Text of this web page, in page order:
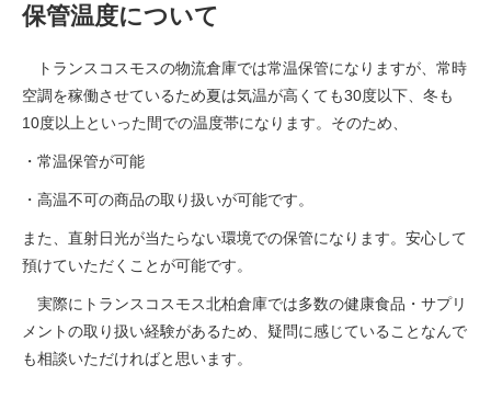
保管温度について
トランスコスモスの物流倉庫では常温保管になりますが、常時
空調を稼働させているため夏は気温が高くても30度以下、冬も
10度以上といった間での温度帯になります。そのため、
・常温保管が可能
・高温不可の商品の取り扱いが可能です。
また、直射日光が当たらない環境での保管になります。安心して
預けていただくことが可能です。
実際にトランスコスモス北柏倉庫では多数の健康食品・サプリ
メントの取り扱い経験があるため、疑問に感じていることなんで
も相談いただければと思います。